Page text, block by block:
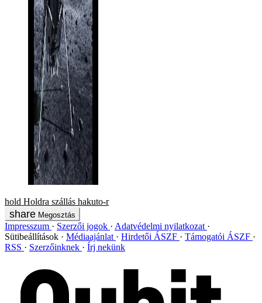
hold Holdra szállás hakuto-r
Megosztás
Impresszum Szerzői jogok
Adatvédelmi nyilatkozat
Sütibeállítások
Médiaajánlat Hirdetői ÁSZF
Támogatói ÁSZF
RSS
Szerzőinknek Írj nekünk